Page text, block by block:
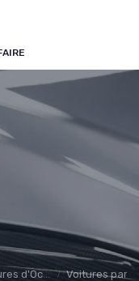
Voitures par